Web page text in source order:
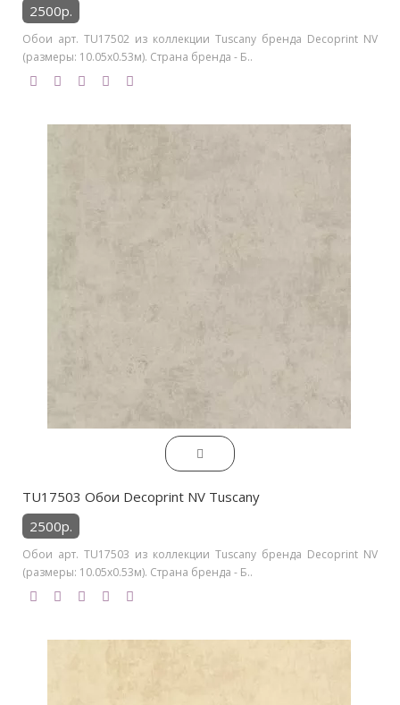
2500р.
Обои арт. TU17502 из коллекции Tuscany бренда Decoprint NV
(размеры: 10.05х0.53м). Страна бренда - Б..
TU17503 Обои Decoprint NV Tuscany
2500р.
Обои арт. TU17503 из коллекции Tuscany бренда Decoprint NV
(размеры: 10.05х0.53м). Страна бренда - Б..